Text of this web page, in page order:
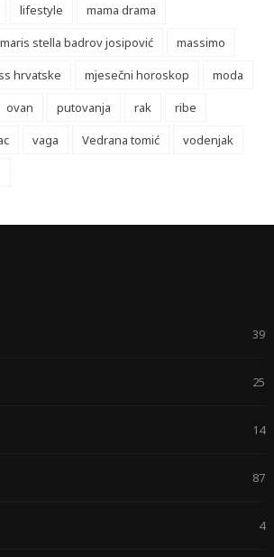
lifestyle
mama drama
maris stella badrov josipović
massimo
hrvatske mjesečni horoskop
moda
ovan putovanja rak
ribe
vaga Vedrana tomić
vodenjak
39
25
14
87
4